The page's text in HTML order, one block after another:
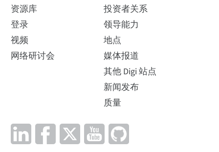
资源库
登录
视频
网络研讨会
投资者关系
领导能力
地点
媒体报道
其他 Digi 站点
新闻发布
质量